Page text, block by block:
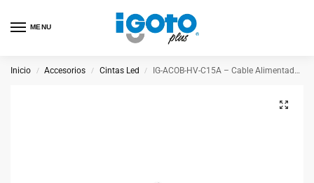
MENU
Inicio / Accesorios / Cintas Led / IG-ACOB-HV-C15A – Cable Alimentador 1.5M Para Cinta Cob HV